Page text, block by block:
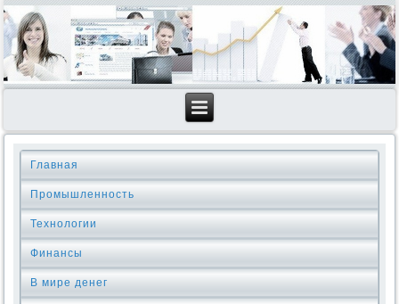
Главная
Промышленность
Технологии
Финансы
В мире денег